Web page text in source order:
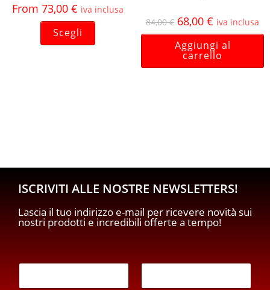
From 73,00 € iva inclusa
Scegli
84,00€ 68,00 € iva inclusa
Aggiungi al
carrello
ISCRIVITI ALLE NOSTRE NEWSLETTERS!
Lascia il tuo indirizzo e-mail per ricevere novità sui
nostri prodotti e incredibili offerte a tempo!
E